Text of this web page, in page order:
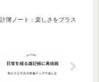
簿ノート：楽しさをプラス